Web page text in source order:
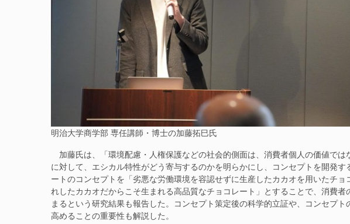
明治大学商学部 専任講師・博士の加藤拓巳氏
加藤氏は、「環境配慮・人権保護などの社会的側面は、消費者個人の価値で
に対して、エシカル特性がどう寄与するのかを明らかにし、コンセプトを開発
ートのコンセプトを「劣悪な労働環境を容認せずに生産したカカオを用いたチ
れしたカカオだからこそ生まれる高品質なチョコレート」とすることで、消費
まるという研究結果も報告した。コンセプト策定後の科学的立証や、コンセプ
高めることの重要性も解説した。